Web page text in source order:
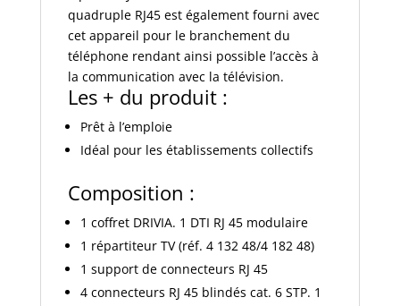
413248
quadruple RJ45 est également fourni avec
cet appareil pour le branchement du
téléphone rendant ainsi possible l’accès à
la communication avec la télévision.
Les + du produit :
Prêt à l’emploie
Idéal pour les établissements collectifs
Composition :
1 coffret DRIVIA. 1 DTI RJ 45 modulaire
1 répartiteur TV (réf. 4 132 48/4 182 48)
1 support de connecteurs RJ 45
4 connecteurs RJ 45 blindés cat. 6 STP. 1